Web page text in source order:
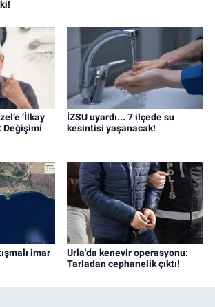
‘İlkay
Değişimi
İZSU uyardı... 7 ilçede su
kesintisi yaşanacak!
imar
Urla'da kenevir operasyonu:
Tarladan cephanelik çıktı!